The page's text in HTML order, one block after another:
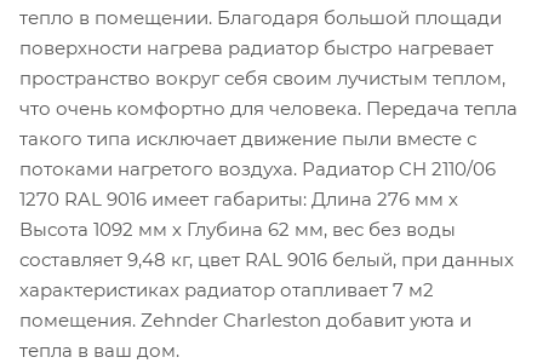
тепло в помещении. Благодаря большой площади
поверхности нагрева радиатор быстро нагревает
пространство вокруг себя своим лучистым теплом,
что очень комфортно для человека. Передача тепла
такого типа исключает движение пыли вместе с
потоками нагретого воздуха. Радиатор CH 2110/06
1270 RAL 9016 имеет габариты: Длина 276 мм х
Высота 1092 мм х Глубина 62 мм, вес без воды
составляет 9,48 кг, цвет RAL 9016 белый, при данных
характеристиках радиатор отапливает 7 м2
помещения. Zehnder Charleston добавит уюта и
тепла в ваш дом.